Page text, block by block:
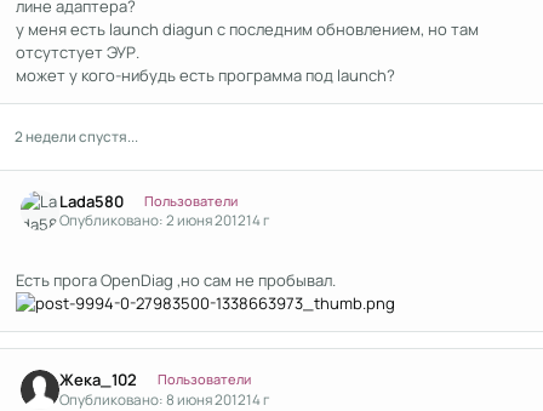
лине адаптера?
у меня есть launch diagun с последним обновлением, но там
отсутстует ЭУР.
может у кого-нибудь есть программа под launch?
2 недели спустя...
Lada580 Пользователи
Опубликовано:2 июня 201214 г
Есть прога OpenDiag ,но сам не пробывал.
Жека_102 Пользователи
Опубликовано:8 июня 201214 г